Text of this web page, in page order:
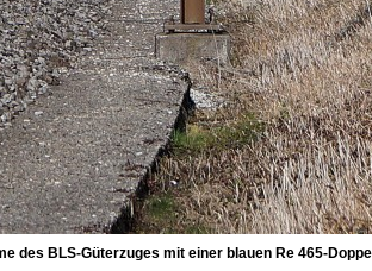
des BLS-Güterzuges mit einer blauen Re 465-